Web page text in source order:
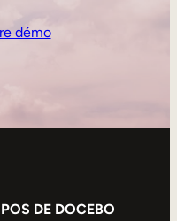
démo
DE DOCEBO